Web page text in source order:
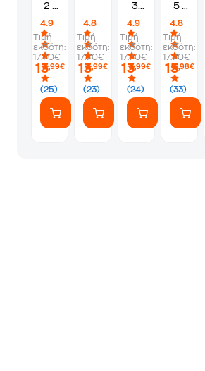
2 -
Πυρά
4.9
(25)
Τιμή
εκδότη:
17.70€
13,99€
4.8
(23)
Τιμή
εκδότη:
17.70€
13,99€
3:
Manent
4.9
(24)
Τιμή
εκδότη:
17.70€
13,99€
5 -
νυφικό
4.8
(33)
Τιμή
εκδότη:
17.70€
15,98€